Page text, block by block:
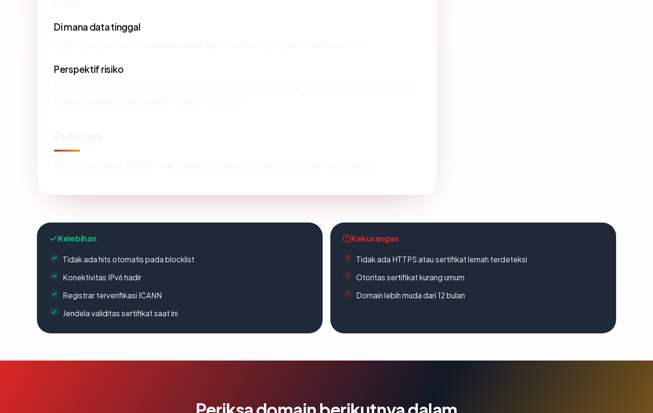
Di mana data tinggal
Perspektif risiko
Kelebihan
Tidak ada hits otomatis pada blocklist
Konektivitas IPv6 hadir
Registrar terverifikasi ICANN
Jendela validitas sertifikat saat ini
Kekurangan
Tidak ada HTTPS atau sertifikat lemah terdeteksi
Otoritas sertifikat kurang umum
Domain lebih muda dari 12 bulan